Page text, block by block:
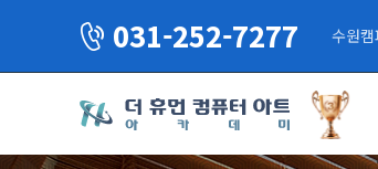
031-252-7277 수원